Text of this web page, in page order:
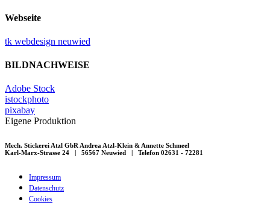
Webseite
tk webdesign neuwied
BILDNACHWEISE
Adobe Stock
istockphoto
pixabay
Eigene Produktion
Mech. Stickerei Atzl GbR Andrea Atzl-Klein & Annette Schmeel
Karl-Marx-Strasse 24 | 56567 Neuwied | Telefon 02631 - 72281
Impressum
Datenschutz
Cookies